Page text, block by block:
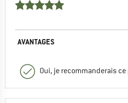
AVANTAGES
Oui, je recommanderais